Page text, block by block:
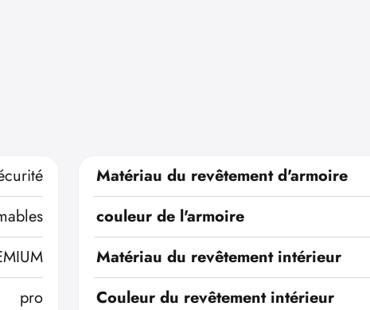
pro
Matériau du revêtement d'armoire
couleur de l'armoire
Matériau du revêtement intérieur
Couleur du revêtement intérieur